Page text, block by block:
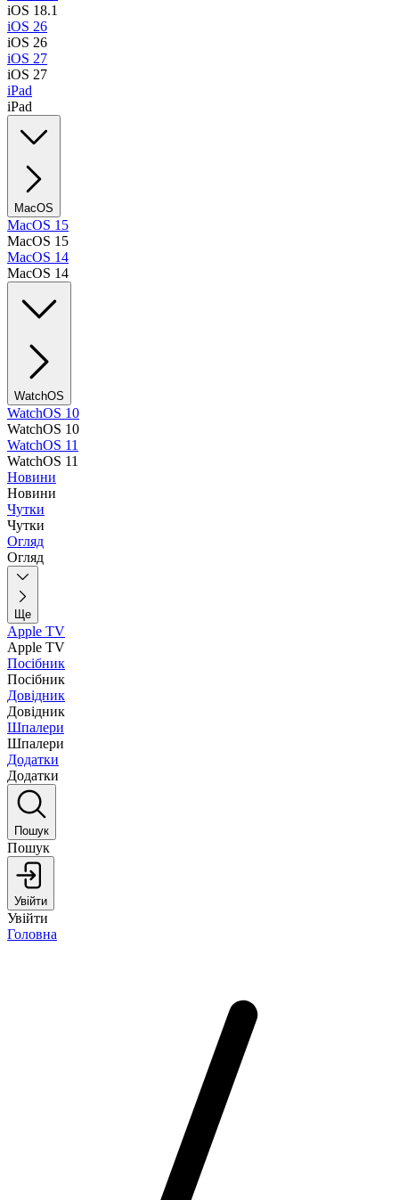
iOS 18.1
iOS 26
iOS 26
iOS 27
iOS 27
iPad
iPad
MacOS
MacOS 15
MacOS 15
MacOS 14
MacOS 14
WatchOS
WatchOS 10
WatchOS 10
WatchOS 11
WatchOS 11
Новини
Новини
Чутки
Чутки
Огляд
Огляд
Ще
Apple TV
Apple TV
Посібник
Посібник
Довідник
Довідник
Шпалери
Шпалери
Додатки
Додатки
Пошук
Пошук
Увійти
Увійти
Головна